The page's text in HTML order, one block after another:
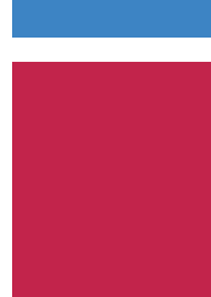
bergeracois.
Périscolaires